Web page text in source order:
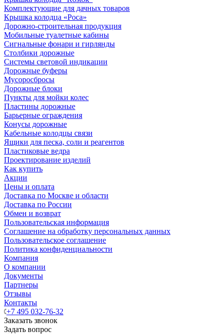
Комплектующие для дачных товаров
Крышка колодца «Роса»
Дорожно-строительная продукция
Мобильные туалетные кабины
Сигнальные фонари и гирлянды
Столбики дорожные
Системы световой индикации
Дорожные буферы
Мусоросбросы
Дорожные блоки
Пункты для мойки колес
Пластины дорожные
Барьерные ограждения
Конусы дорожные
Кабельные колодцы связи
Ящики для песка, соли и реагентов
Пластиковые ведра
Проектирование изделий
Как купить
Акции
Цены и оплата
Доставка по Москве и области
Доставка по России
Обмен и возврат
Пользовательская информация
Соглашение на обработку персональных данных
Пользовательское соглашение
Политика конфиденциальности
Компания
О компании
Документы
Партнеры
Отзывы
Контакты
+7 495 032-76-32
Заказать звонок
Задать вопрос